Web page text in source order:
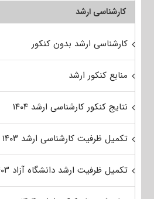
کارشناسی ارشد
کارشناسی ارشد بدون کنکور
منابع کنکور ارشد
نتایج کنکور کارشناسی ارشد ۱۴۰۴
تکمیل ظرفیت کارشناسی ارشد ۱۴۰۳
تکمیل ظرفیت ارشد دانشگاه آزاد ۱۴۰۳